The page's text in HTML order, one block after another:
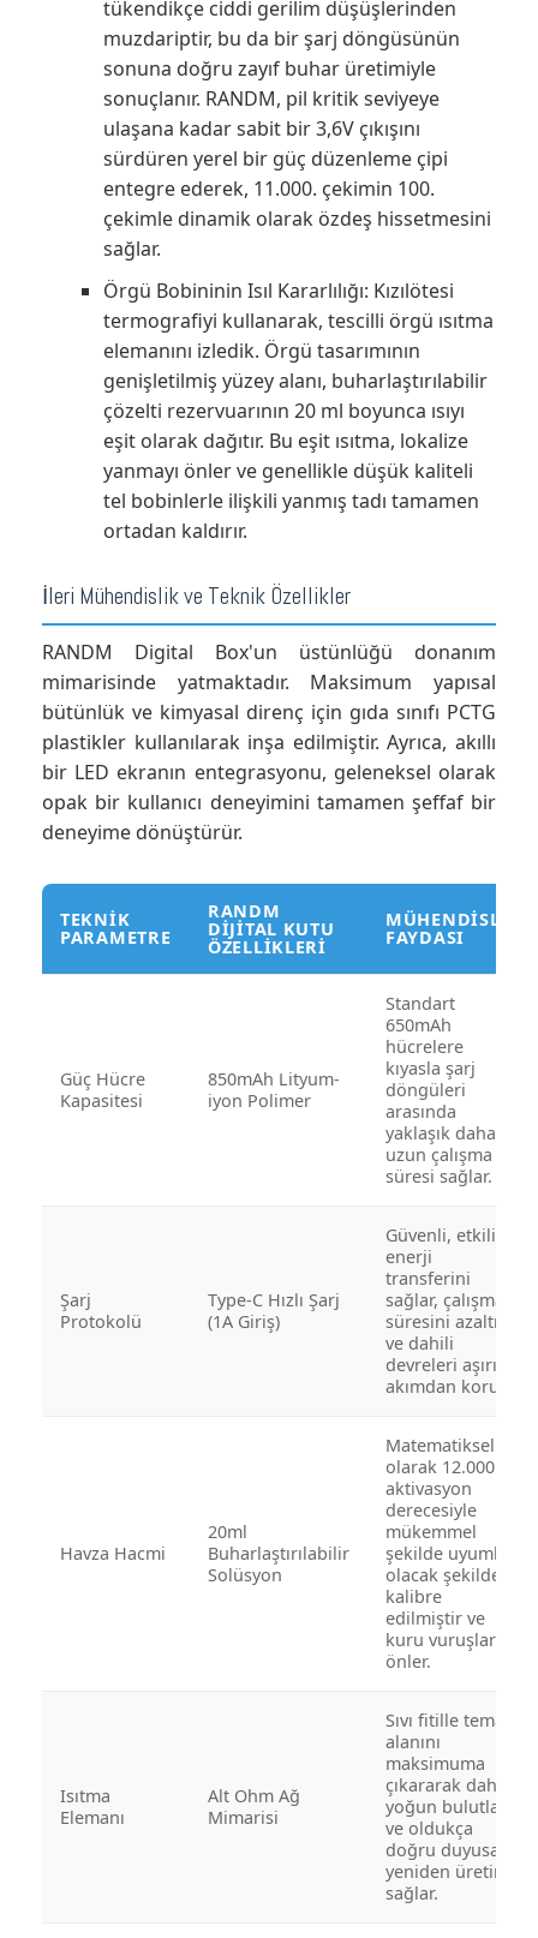
tükendikçe ciddi gerilim düşüşlerinden
muzdariptir, bu da bir şarj döngüsünün
sonuna doğru zayıf buhar üretimiyle
sonuçlanır. RANDM, pil kritik seviyeye
ulaşana kadar sabit bir 3,6V çıkışını
sürdüren yerel bir güç düzenleme çipi
entegre ederek, 11.000. çekimin 100.
çekimle dinamik olarak özdeş hissetmesini
sağlar.
Örgü Bobininin Isıl Kararlılığı: Kızılötesi
termografiyi kullanarak, tescilli örgü ısıtma
elemanını izledik. Örgü tasarımının
genişletilmiş yüzey alanı, buharlaştırılabilir
çözelti rezervuarının 20 ml boyunca ısıyı
eşit olarak dağıtır. Bu eşit ısıtma, lokalize
yanmayı önler ve genellikle düşük kaliteli
tel bobinlerle ilişkili yanmış tadı tamamen
ortadan kaldırır.
İleri Mühendislik ve Teknik Özellikler
RANDM Digital Box'un üstünlüğü donanım
mimarisinde yatmaktadır. Maksimum yapısal
bütünlük ve kimyasal direnç için gıda sınıfı PCTG
plastikler kullanılarak inşa edilmiştir. Ayrıca, akıllı
bir LED ekranın entegrasyonu, geleneksel olarak
opak bir kullanıcı deneyimini tamamen şeffaf bir
deneyime dönüştürür.
TEKNIK
PARAMETRE
RANDM
DIJITAL KUTU
ÖZELLIKLERI
MÜHENDISLIK
FAYDASI
Güç Hücre
Kapasitesi
850mAh Lityum-
iyon Polimer
Standart
650mAh
hücrelere
kıyasla şarj
döngüleri
arasında
yaklaşık daha
uzun çalışma
süresi sağlar.
Şarj
Protokolü
Type-C Hızlı Şarj
(1A Giriş)
Güvenli, etkili
enerji
transferini
sağlar, çalışma
süresini azaltır
ve dahili
devreleri aşırı
akımdan korur.
Havza Hacmi
20ml
Buharlaştırılabilir
Solüsyon
Matematiksel
olarak 12.000
aktivasyon
derecesiyle
mükemmel
şekilde uyumlu
olacak şekilde
kalibre
edilmiştir ve
kuru vuruşları
önler.
Isıtma
Elemanı
Alt Ohm Ağ
Mimarisi
Sıvı fitille temas
alanını
maksimuma
çıkararak daha
yoğun bulutlar
ve oldukça
doğru duyusal
yeniden üretim
sağlar.